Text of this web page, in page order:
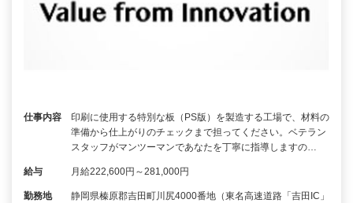
仕事内容
印刷に使用する特別な板（PS版）を製造する工場で、材料の
準備から仕上がりのチェックまで担ってください。ベテラン
スタッフがマンツーマンであなたを丁寧に指導しますの…
給与 月給222,600円～281,000円
勤務地
静岡県榛原郡吉田町川尻4000番地（東名高速道路「吉田IC」